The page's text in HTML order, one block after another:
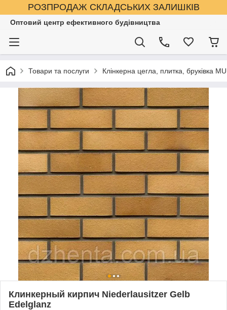
РОЗПРОДАЖ СКЛАДСЬКИХ ЗАЛИШКІВ
Оптовий центр ефективного будівництва
Товари та послуги Клінкерна цегла, плитка, бруківка
Клинкерный кирпич Niederlausitzer Gelb
Edelglanz